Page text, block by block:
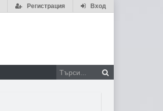
Вход
Регистрация